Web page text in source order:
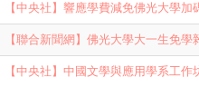
【中央社】響應學費減免佛光大學加
【聯合新聞網】佛光大學大一生免
【中央社】中國文學與應用學系工